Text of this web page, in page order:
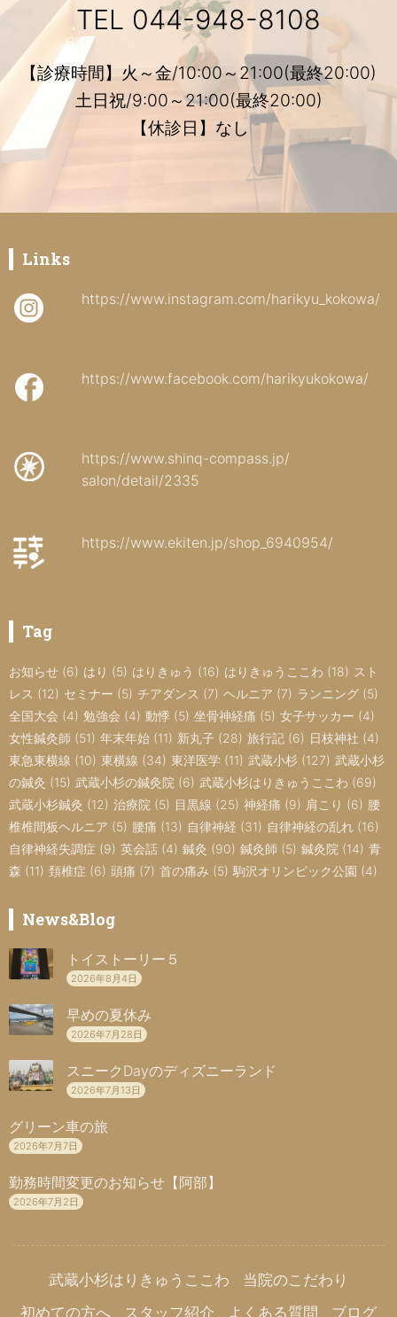
TEL 044-948-8108
【診療時間】火～金/10:00～21:00(最終20:00)
土日祝/9:00～21:00(最終20:00)
【休診日】なし
Links
https://www.instagram.com/harikyu_kokowa/
https://www.facebook.com/harikyukokowa/
https://www.shinq-compass.jp/
salon/detail/2335
https://www.ekiten.jp/shop_6940954/
Tag
お知らせ (6) はり (5) はりきゅう (16) はりきゅうここわ (18) スト
レス (12) セミナー (5) チアダンス (7) ヘルニア (7) ランニング (5)
全国大会 (4) 勉強会 (4) 動悸 (5) 坐骨神経痛 (5) 女子サッカー (4)
女性鍼灸師 (51) 年末年始 (11) 新丸子 (28) 旅行記 (6) 日枝神社 (4)
東急東横線 (10) 東横線 (34) 東洋医学 (11) 武蔵小杉 (127) 武蔵小杉
の鍼灸 (15) 武蔵小杉の鍼灸院 (6) 武蔵小杉はりきゅうここわ (69)
武蔵小杉鍼灸 (12) 治療院 (5) 目黒線 (25) 神経痛 (9) 肩こり (6) 腰
椎椎間板ヘルニア (5) 腰痛 (13) 自律神経 (31) 自律神経の乱れ (16)
自律神経失調症 (9) 英会話 (4) 鍼灸 (90) 鍼灸師 (5) 鍼灸院 (14) 青
森 (11) 頚椎症 (6) 頭痛 (7) 首の痛み (5) 駒沢オリンピック公園 (4)
News&Blog
トイストーリー５
2026年8月4日
早めの夏休み
2026年7月28日
スニークDayのディズニーランド
2026年7月13日
グリーン車の旅
2026年7月7日
勤務時間変更のお知らせ【阿部】
2026年7月2日
武蔵小杉はりきゅうここわ
当院のこだわり
初めての方へ
スタッフ紹介 よくある質問 ブログ